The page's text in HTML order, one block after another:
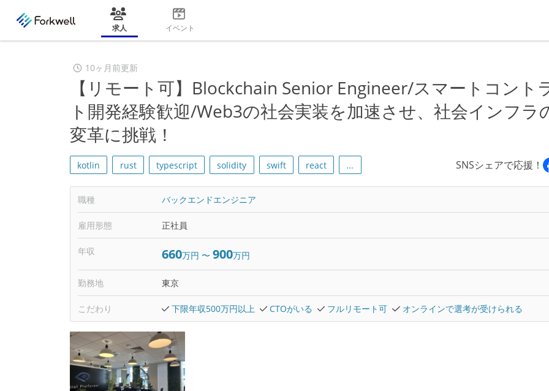
求人 イベント
10ヶ月前更新
【リモート可】Blockchain Senior Engineer/スマートコント
ト開発経験歓迎/Web3の社会実装を加速させ、社会インフラ
変革に挑戦！
kotlin rust typescript solidity swift react ... SNSシェアで応援！
職種 バックエンドエンジニア
雇用形態 正社員
年収 660万円 〜 900万円
勤務地 東京
こだわり 下限年収500万円以上 CTOがいる フルリモート可 オンラインで選考が受けられる